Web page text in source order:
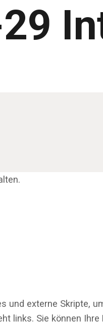
und externe Skripte,
links. Sie können